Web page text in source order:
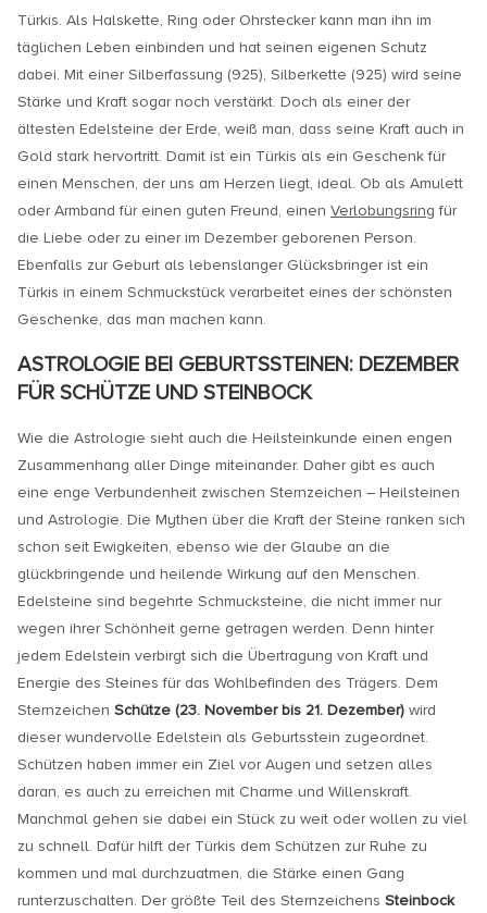
Türkis. Als Halskette, Ring oder Ohrstecker kann man ihn im
täglichen Leben einbinden und hat seinen eigenen Schutz
dabei. Mit einer Silberfassung (925), Silberkette (925) wird seine
Stärke und Kraft sogar noch verstärkt. Doch als einer der
ältesten Edelsteine der Erde, weiß man, dass seine Kraft auch in
Gold stark hervortritt. Damit ist ein Türkis als ein Geschenk für
einen Menschen, der uns am Herzen liegt, ideal. Ob als Amulett
oder Armband für einen guten Freund, einen Verlobungsring für
die Liebe oder zu einer im Dezember geborenen Person.
Ebenfalls zur Geburt als lebenslanger Glücksbringer ist ein
Türkis in einem Schmuckstück verarbeitet eines der schönsten
Geschenke, das man machen kann.
ASTROLOGIE BEI GEBURTSSTEINEN: DEZEMBER
FÜR SCHÜTZE UND STEINBOCK
Wie die Astrologie sieht auch die Heilsteinkunde einen engen
Zusammenhang aller Dinge miteinander. Daher gibt es auch
eine enge Verbundenheit zwischen Sternzeichen – Heilsteinen
und Astrologie. Die Mythen über die Kraft der Steine ranken sich
schon seit Ewigkeiten, ebenso wie der Glaube an die
glückbringende und heilende Wirkung auf den Menschen.
Edelsteine sind begehrte Schmucksteine, die nicht immer nur
wegen ihrer Schönheit gerne getragen werden. Denn hinter
jedem Edelstein verbirgt sich die Übertragung von Kraft und
Energie des Steines für das Wohlbefinden des Trägers. Dem
Sternzeichen Schütze (23. November bis 21. Dezember) wird
dieser wundervolle Edelstein als Geburtsstein zugeordnet.
Schützen haben immer ein Ziel vor Augen und setzen alles
daran, es auch zu erreichen mit Charme und Willenskraft.
Manchmal gehen sie dabei ein Stück zu weit oder wollen zu viel
zu schnell. Dafür hilft der Türkis dem Schützen zur Ruhe zu
kommen und mal durchzuatmen, die Stärke einen Gang
runterzuschalten. Der größte Teil des Sternzeichens Steinbock